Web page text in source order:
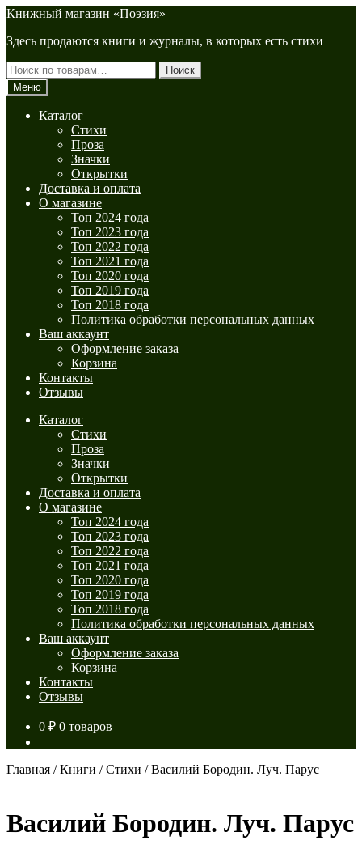
Перейти
навигации
Перейти
содержимому
Книжный магазин «Поэзия»
Здесь продаются книги и журналы, в которых есть стихи
Искать:
Поиск
Меню
Каталог
Стихи
Проза
Значки
Открытки
Доставка и оплата
О магазине
Топ 2024 года
Топ 2023 года
Топ 2022 года
Топ 2021 года
Топ 2020 года
Топ 2019 года
Топ 2018 года
Политика обработки персональных данных
Ваш аккаунт
Оформление заказа
Корзина
Контакты
Отзывы
Каталог
Стихи
Проза
Значки
Открытки
Доставка и оплата
О магазине
Топ 2024 года
Топ 2023 года
Топ 2022 года
Топ 2021 года
Топ 2020 года
Топ 2019 года
Топ 2018 года
Политика обработки персональных данных
Ваш аккаунт
Оформление заказа
Корзина
Контакты
Отзывы
0 ₽ 0 товаров
Главная /Книги /Стихи /Василий Бородин. Луч. Парус
Василий Бородин. Луч. Парус